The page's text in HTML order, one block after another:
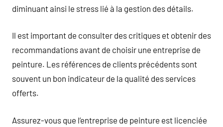
diminuant ainsi le stress lié à la gestion des détails.
Il est important de consulter des critiques et obtenir des
recommandations avant de choisir une entreprise de
peinture. Les références de clients précédents sont
souvent un bon indicateur de la qualité des services
offerts.
Assurez-vous que l’entreprise de peinture est licenciée